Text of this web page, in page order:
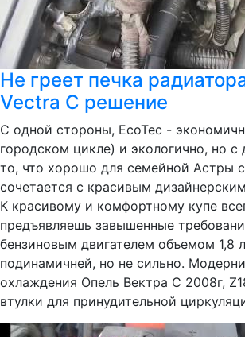
Не греет печка
Vectra C решение
С одной стороны, EcoTec -
городском цикле) и экологично, но с
то, что хорошо для семейной Астры
сочетается с красивым
К красивому и комфортному купе
предъявляешь завышенные
бензиновым двигателем объемом 1,8
подинамичней, но не сильно.
охлаждения Опель Вектра С 2008г,
втулки для принудительной